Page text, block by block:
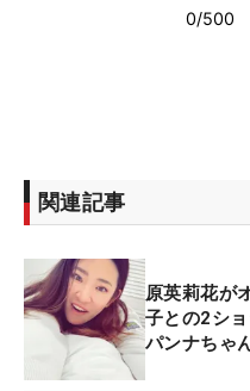
関連記事
原英莉花が
子との2シ
パンナちゃ